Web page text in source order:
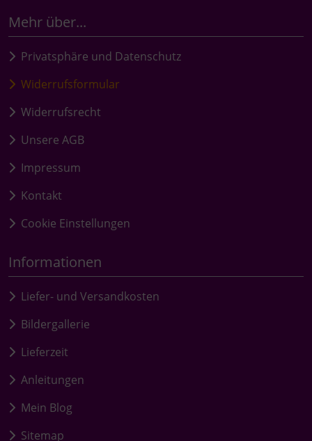
Mehr über...
Privatsphäre und Datenschutz
Widerrufsformular
Widerrufsrecht
Unsere AGB
Impressum
Kontakt
Cookie Einstellungen
Informationen
Liefer- und Versandkosten
Bildergallerie
Lieferzeit
Anleitungen
Mein Blog
Sitemap